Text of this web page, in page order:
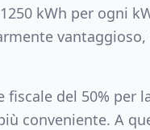
1250 kWh per ogni
fiscale del 50% per
conveniente. A